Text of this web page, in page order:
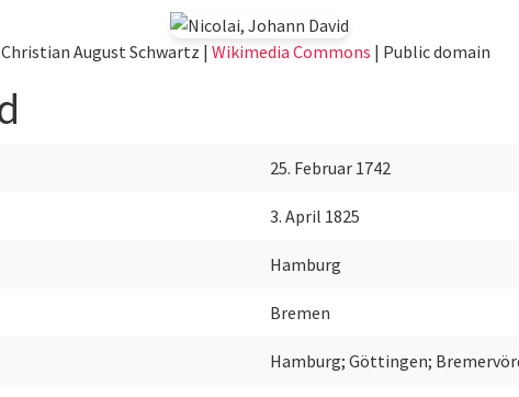
25. Februar 1742
3. April 1825
Hamburg
Bremen
Hamburg; Göttingen;
August Schwartz | Wikimedia Commons | Public domain